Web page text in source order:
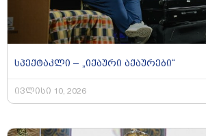
სპექტაკლი – „იქაური აქაურები“
ივლისი 10, 2026